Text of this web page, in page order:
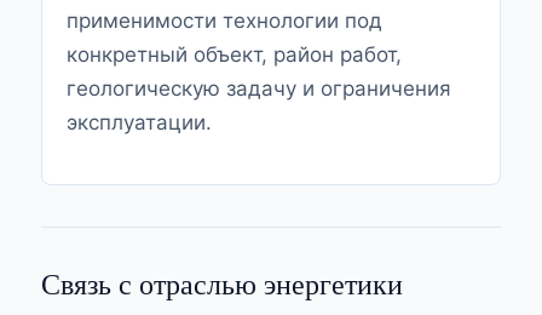
применимости технологии под
конкретный объект, район работ,
геологическую задачу и ограничения
эксплуатации.
Связь с отраслью энергетики